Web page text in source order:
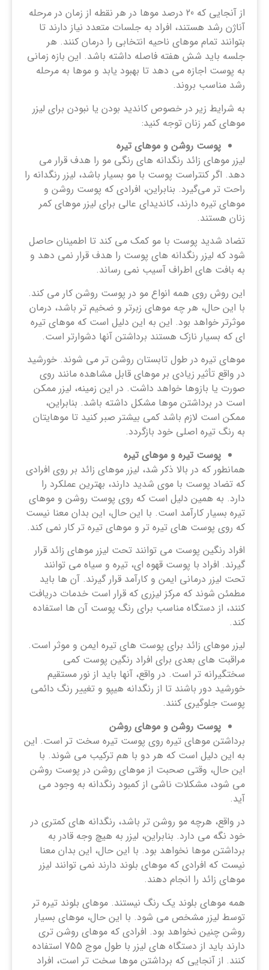
از آنجایی که 20 درصد موها در هر نقطه از زمان در مرحله
آناژن رشد هستند، افراد به جلسات متعدد نیاز دارند تا
بتوانند تمام موهای ناحیه انتخابی را درمان کنند. هر
جلسه باید شش هفته فاصله داشته باشد. این بازه زمانی
به پوست اجازه می دهد تا بهبود یابد و موها به مرحله
رشد مناسب بروند.
به شرایط زیر در خصوص کاندید بودن یا نبودن برای لیزر
موهای کمر زنان توجه کنید:
پوست روشن و موهای تیره
لیزر موهای زائد رنگدانه های رنگی مو را هدف قرار می
دهد. اگر کنتراست پوست با مو بسیار باشد، لیزر رنگدانه را
راحت‌ تر می‌گیرد. بنابراین، افرادی که پوست روشن و
موهای تیره دارند، کاندیدای عالی برای لیزر موهای کمر
زنان هستند.
تضاد شدید پوست با مو کمک می کند تا اطمینان حاصل
شود که لیزر رنگدانه های پوست را هدف قرار نمی دهد و
به بافت های اطراف آسیب نمی رساند.
این روش روی همه انواع مو در پوست روشن کار می کند.
با این حال، هر چه موهای زبرتر و ضخیم تر باشد، درمان
موثرتر خواهد بود. این به این دلیل است که موهای تیره
ای که بسیار نازک هستند برداشتن آنها دشوارتر است.
موهای تیره در طول تابستان روشن تر می شوند. خورشید
در واقع تأثیر زیادی بر موهای قابل مشاهده مانند روی
صورت یا بازوها خواهد داشت. در این زمینه، لیزر ممکن
است در برداشتن موها مشکل داشته باشد. بنابراین،
ممکن است لازم باشد کمی بیشتر صبر کنید تا موهایتان
به رنگ تیره اصلی خود بازگردد.
پوست تیره و موهای تیره
همانطور که در بالا ذکر شد، لیزر موهای زائد بر روی افرادی
که تضاد پوست با موی شدید دارند، بهترین عملکرد را
دارد. به همین دلیل است که روی پوست روشن و موهای
تیره بسیار کارآمد است. با این حال، این بدان معنا نیست
که روی پوست های تیره تر و موهای تیره تر کار نمی کند.
افراد رنگین پوست می توانند تحت لیزر موهای زائد قرار
گیرند. افراد با پوست قهوه ای، تیره و سیاه می توانند
تحت لیزر درمانی ایمن و کارآمد قرار گیرند. آن ها باید
مطمئن شوند که مرکز لیزری که قرار است خدمات دریافت
کنند، از دستگاه مناسب برای رنگ پوست آن ها استفاده
کند.
لیزر موهای زائد برای پوست های تیره ایمن و موثر است.
مراقبت های بعدی برای افراد رنگین پوست کمی
سختگیرانه تر است. در واقع، آنها باید از نور مستقیم
خورشید دور باشند تا از رنگدانه هیپو و تغییر رنگ دائمی
پوست جلوگیری کنند.
پوست روشن و موهای روشن
برداشتن موهای تیره روی پوست تیره سخت تر است. این
به این دلیل است که هر دو با هم ترکیب می شوند. با
این حال، وقتی صحبت از موهای روشن در پوست روشن
می شود، مشکلات ناشی از کمبود رنگدانه به وجود می
آید.
در واقع، هرچه مو روشن ‌تر باشد، رنگدانه‌ های کمتری در
خود نگه می ‌دارد. بنابراین، لیزر به هیچ وجه قادر به
برداشتن موها نخواهد بود. با این حال، این بدان معنا
نیست که افرادی که موهای بلوند دارند نمی توانند لیزر
موهای زائد را انجام دهند.
همه موهای بلوند یک رنگ نیستند. موهای بلوند تیره تر
توسط لیزر مشخص می شود. با این حال، موهای بسیار
روشن چنین نخواهد بود. افرادی که موهای روشن تری
دارند باید از دستگاه های لیزر با طول موج 755 استفاده
کنند. از آنجایی که برداشتن موها سخت تر است، افراد